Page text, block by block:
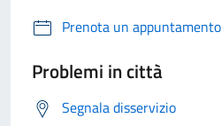
Prenota un appuntamento
Problemi in città
Segnala disservizio